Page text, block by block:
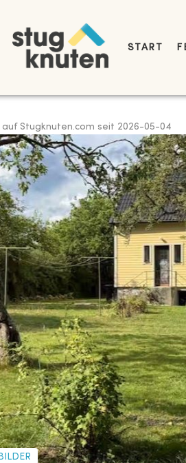
START
auf Stugknuten.com seit 2026-05-04